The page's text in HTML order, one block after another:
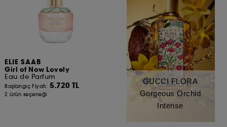
ELIE SAAB
Girl of Now Lovely
Eau de Parfum
Başlangıç Fiyatı: 5.720 TL
2 ürün seçeneği
GUCCI FLORA
Gorgeous Orchid
Intense